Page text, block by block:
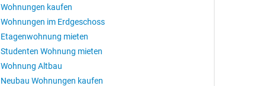
Wohnungen kaufen
Wohnungen im Erdgeschoss
Etagenwohnung mieten
Studenten Wohnung mieten
Wohnung Altbau
Neubau Wohnungen kaufen